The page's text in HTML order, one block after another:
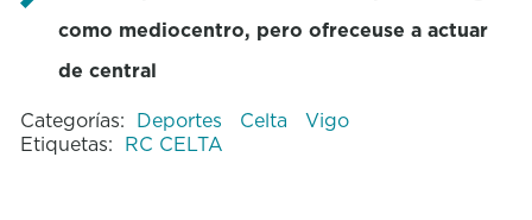
como mediocentro, pero ofreceuse a actuar
de central
Categorías: Deportes Celta
Vigo
Etiquetas: RC CELTA